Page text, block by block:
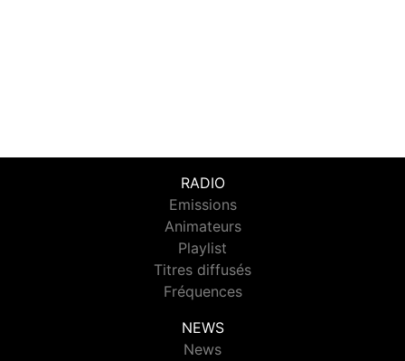
RADIO
Emissions
Animateurs
Playlist
Titres diffusés
Fréquences
NEWS
News